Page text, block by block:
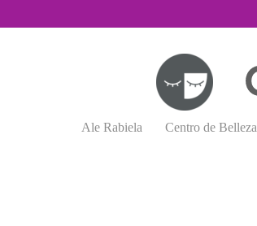
Ale Rabiela Centro de Belleza